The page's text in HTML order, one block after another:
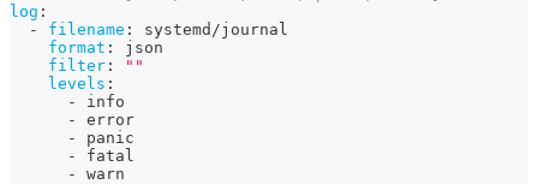
log :
-
filename :
systemd/journal
format :
json
filter :
""
levels :
-
info
-
error
-
panic
-
fatal
-
warn